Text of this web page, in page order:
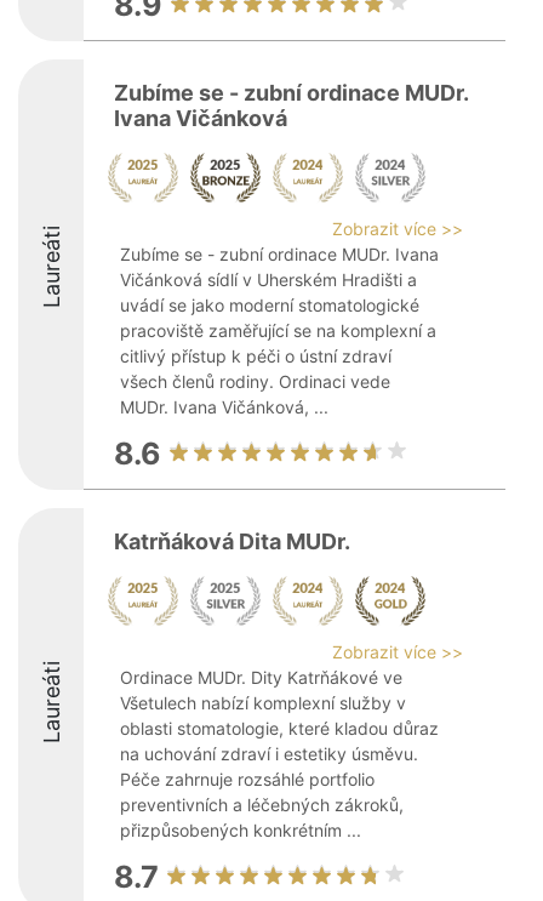
Laureáti
Zubíme se - zubní ordinace MUDr.
Ivana Vičánková
Zobrazit více >>
Zubíme se - zubní ordinace MUDr. Ivana
Vičánková sídlí v Uherském Hradišti a
uvádí se jako moderní stomatologické
pracoviště zaměřující se na komplexní a
citlivý přístup k péči o ústní zdraví
všech členů rodiny. Ordinaci vede
MUDr. Ivana Vičánková, ...
8.6
Laureáti
Katrňáková Dita MUDr.
Zobrazit více >>
Ordinace MUDr. Dity Katrňákové ve
Všetulech nabízí komplexní služby v
oblasti stomatologie, které kladou důraz
na uchování zdraví i estetiky úsměvu.
Péče zahrnuje rozsáhlé portfolio
preventivních a léčebných zákroků,
přizpůsobených konkrétním ...
8.7